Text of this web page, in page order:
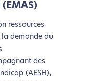
ressources
demande du
des
(AESH ),